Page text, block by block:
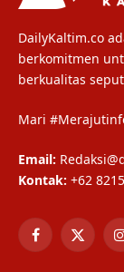
DailyKaltim.co
berkomitmen
berkualitas
Mari
Email:
Kontak: +62
Facebook
X